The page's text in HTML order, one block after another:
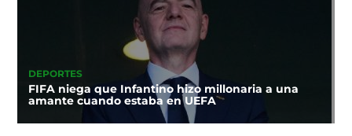
DEPORTES
FIFA niega que Infantino hizo millonaria a una
amante cuando estaba en UEFA